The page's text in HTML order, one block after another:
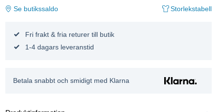
Se butikssaldo Storlekstabell
Fri frakt & fria returer till butik
1-4 dagars leveranstid
Betala snabbt och smidigt med Klarna